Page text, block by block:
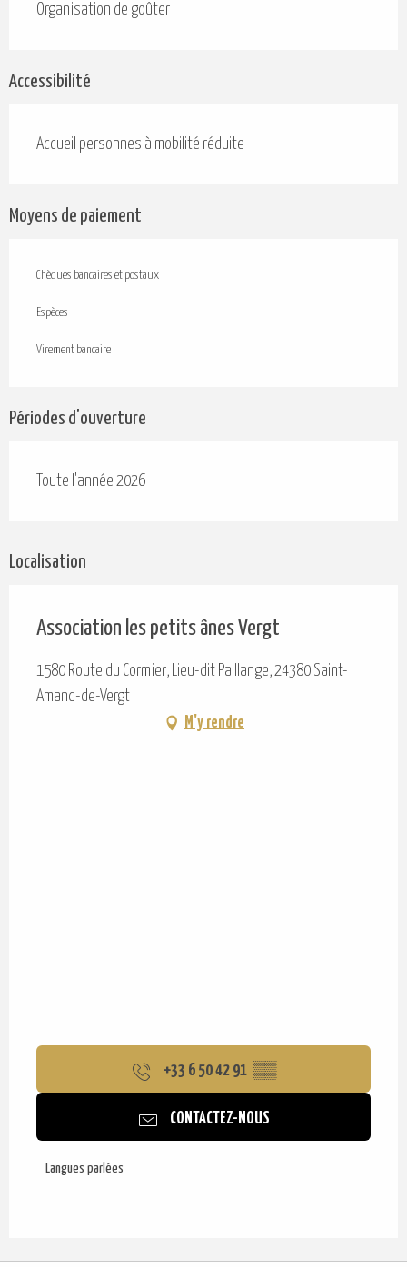
Organisation de goûter
Accessibilité
Accueil personnes à mobilité réduite
Moyens de paiement
Chèques bancaires et postaux
Espèces
Virement bancaire
Périodes d'ouverture
Toute l'année 2026
Localisation
Association les petits ânes Vergt
1580 Route du Cormier, Lieu-dit Paillange, 24380 Saint-
Amand-de-Vergt
M'y rendre
+33 6 50 42 91 ▒▒
CONTACTEZ-NOUS
Langues parlées
Langues parlées